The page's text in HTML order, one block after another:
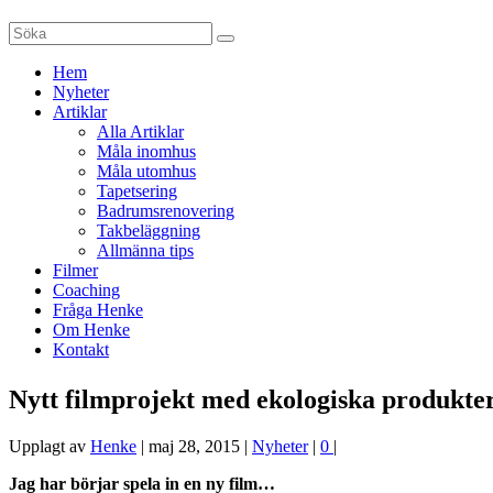
Hem
Nyheter
Artiklar
Alla Artiklar
Måla inomhus
Måla utomhus
Tapetsering
Badrumsrenovering
Takbeläggning
Allmänna tips
Filmer
Coaching
Fråga Henke
Om Henke
Kontakt
Nytt filmprojekt med ekologiska
Upplagt av Henke | maj 28, 2015 | Nyheter| 0 |
Jag har börjar spela in en ny film…